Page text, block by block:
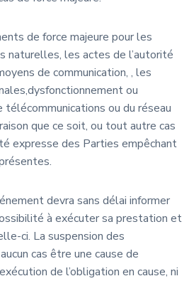
de force majeure pour les
naturelles, les actes de l’autorité
de communication, , les
ou
ou du réseau
que ce soit, ou tout autre cas
expresse des Parties empêchant
devra sans délai informer
à exécuter sa prestation et
ci. La suspension des
cas être une cause de
de l’obligation en cause, ni